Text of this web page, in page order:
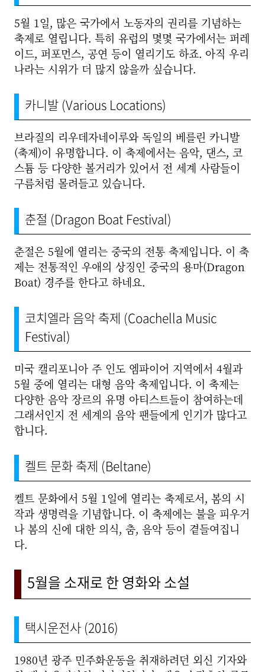
5월 1일, 많은 국가에서 노동자의 권리를 기념하는
축제로 열립니다. 특히 유럽의 몇몇 국가에서는 퍼레
이드, 퍼포먼스, 공연 등이 열리기도 하죠. 아직 우리
나라는 시위가 더 많지 않을까 싶습니다.
카니발 (Various Locations)
브라질의 리우데자네이루와 독일의 베를린 카니발
(축제)이 유명합니다. 이 축제에서는 음악, 댄스, 코
스튬 등 다양한 볼거리가 있어서 전 세계 사람들이
구름처럼 몰려들고 있습니다.
춘절 (Dragon Boat Festival)
춘절은 5월에 열리는 중국의 전통 축제입니다. 이 축
제는 전통적인 우애의 상징인 중국의 용마(Dragon
Boat) 경주를 한다고 하네요.
코치엘라 음악 축제 (Coachella Music
Festival)
미국 캘리포니아 주 인도 엠파이어 지역에서 4월과
5월 중에 열리는 대형 음악 축제입니다. 이 축제는
다양한 음악 장르의 유명 아티스트들이 참여하는데
그래서인지 전 세계의 음악 팬들에게 인기가 많다고
합니다.
켈트 문화 축제 (Beltane)
켈트 문화에서 5월 1일에 열리는 축제로서, 봄의 시
작과 생명력을 기념합니다. 이 축제에는 불을 피우거
나 봄의 신에 대한 의식, 춤, 음악 등이 곁들여집니
다.
5월을 소재로 한 영화와 소설
택시운전사 (2016)
1980년 광주 민주화운동을 취재하려던 외신 기자와